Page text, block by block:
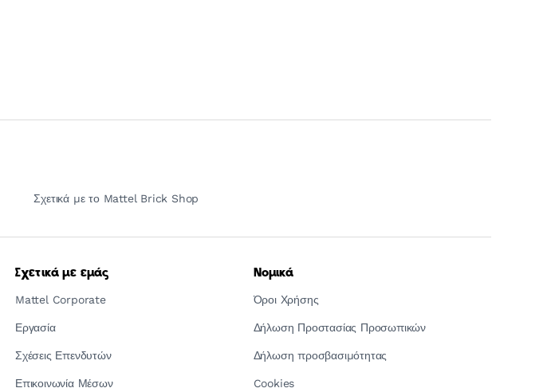
Σχετικά με το Mattel Brick Shop
Σχετικά με εμάς
Mattel Corporate
Εργασία
Σχέσεις Επενδυτών
Επικοινωνία Μέσων
Νομικά
Όροι Χρήσης
Δήλωση Προστασίας Προσωπικών
Δήλωση προσβασιμότητας
Cookies